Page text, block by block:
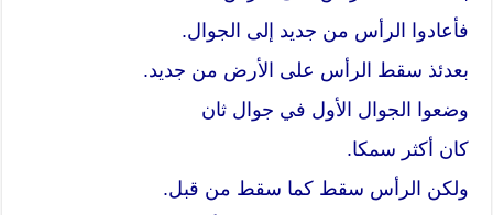
فأعادوا الرأس من جديد إلى الجوال.
بعدئذ سقط الرأس على الأرض من جديد.
وضعوا الجوال الأول في جوال ثان
كان أكثر سمكا.
ولكن الرأس سقط كما سقط من قبل.